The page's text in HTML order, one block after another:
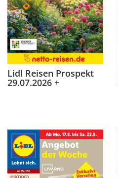
Lidl Reisen Prospekt
29.07.2026 +